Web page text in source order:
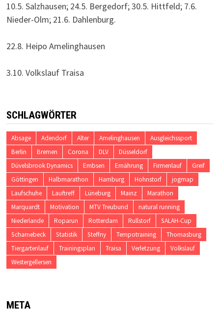
10.5. Salzhausen; 24.5. Bergedorf; 30.5. Hittfeld; 7.6.
Nieder-Olm; 21.6. Dahlenburg.
22.8. Heipo Amelinghausen
3.10. Volkslauf Traisa
SCHLAGWÖRTER
Absage Adendorf Alter Amelinghausen
Ausgleichssport
Berlin
Bremen Corona DLV
Düsseldorf
Düvelsbrook Dynamics
Embsen Ernährung Firmenlauf
Greif
Göttingen
Halbmarathon Hamburg Hohnstorf
jogmap
Laufschuhe
Lauftreff Lüneburg Mainz
Marathon
Marquardt
Motivation MTV Treubund
natural running
Niederlande
Roparun Rotterdam Rullstorf
SALAH-Cup
Scharnebeck
Statistik Steffny Tempotraining
Thomasburg
Tiergartenlauf
Trainingsplan Traisa Verletzung
Volkslauf
Westergellersen
META